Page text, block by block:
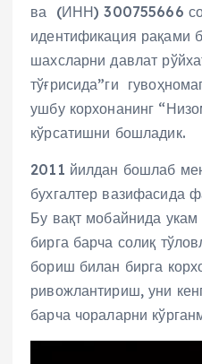
ва (ИНН) 300755666
идентификация рақами
шахсларни давлат
тўғрисида”ги
ушбу корхонанинг
кўрсатишни бошладик.
2011 йилдан бошлаб
бухгалтер вазифасида
Бу вақт мобайнида
бирга барча солиқ
бориш билан бирга
ривожлантириш, уни
барча чораларни